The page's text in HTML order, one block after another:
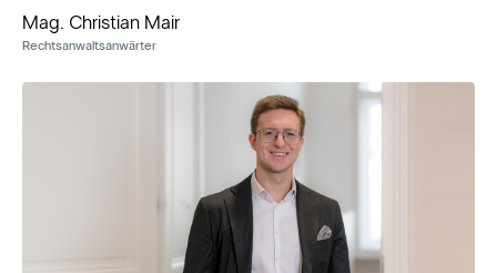
Mag. Christian Mair
Rechtsanwaltsanwärter